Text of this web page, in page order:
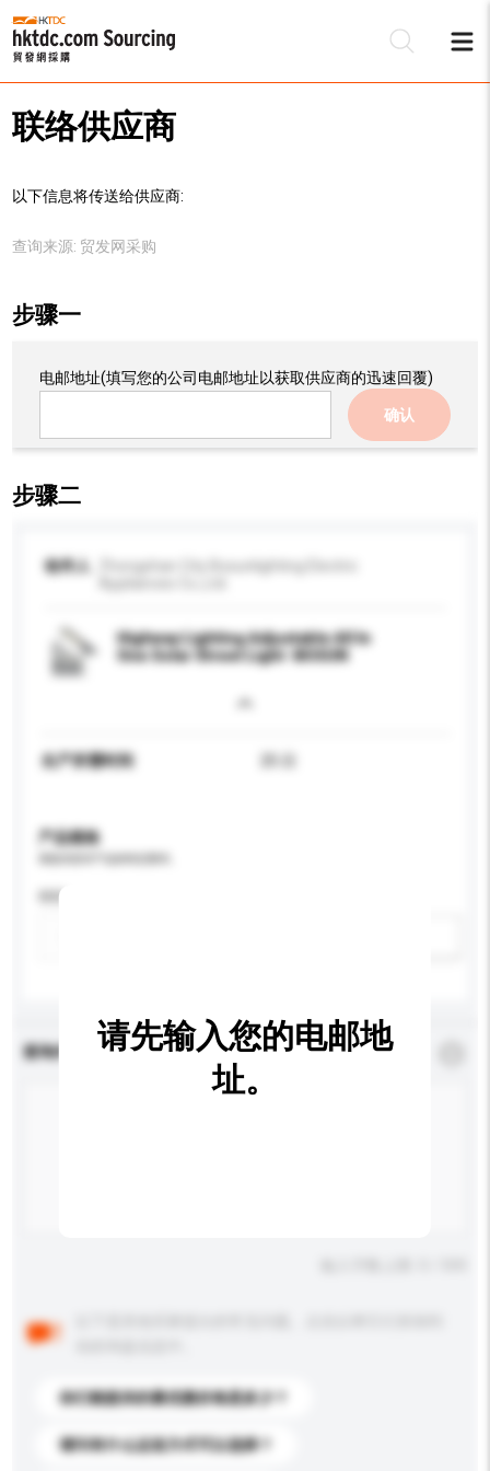
联络供应商
以下信息将传送给供应商:
查询来源: 贸发网采购
步骤一
电邮地址(填写您的公司电邮地址以获取供应商的迅速回覆)
确认
步骤二
收件人
Highway Lighting Adjustable All In
One Solar Street Light -BOSUN
生产所需时间
产品规格
特性
查询内容 *必须填写
你们能提供的最优惠价格是多少？
请问有什么运送方式可以选择？
请先输入您的电邮地
址。